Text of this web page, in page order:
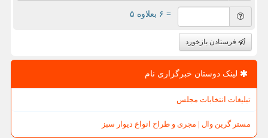
= ۶ بعلاوه ۵
فرستادن بازخورد
لینک دوستان خبرگزاری نام
تبلیغات انتخابات مجلس
مستر گرین وال | مجری و طراح انواع دیوار سبز